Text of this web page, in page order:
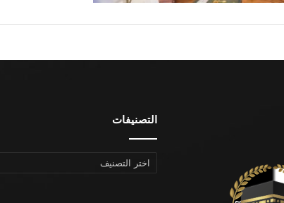
التصنيفات
التصنيفات